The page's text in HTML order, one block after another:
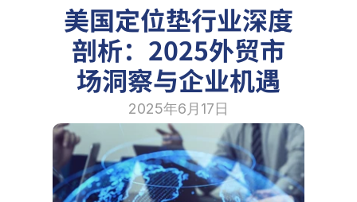
美国定位垫行业深度
剖析：2025外贸市
场洞察与企业机遇
2025年6月17日